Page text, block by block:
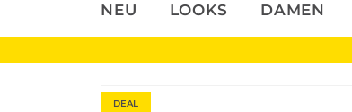
NEU LOOKS DAMEN
DEAL